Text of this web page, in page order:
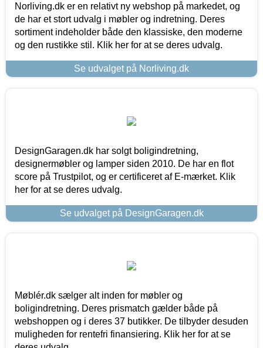
Norliving.dk er en relativt ny webshop på markedet, og
de har et stort udvalg i møbler og indretning. Deres
sortiment indeholder både den klassiske, den moderne
og den rustikke stil. Klik her for at se deres udvalg.
Se udvalget på Norliving.dk
DesignGaragen.dk har solgt boligindretning,
designermøbler og lamper siden 2010. De har en flot
score på Trustpilot, og er certificeret af E-mærket. Klik
her for at se deres udvalg.
Se udvalget på DesignGaragen.dk
Møblér.dk sælger alt inden for møbler og
boligindretning. Deres prismatch gælder både på
webshoppen og i deres 37 butikker. De tilbyder desuden
muligheden for rentefri finansiering. Klik her for at se